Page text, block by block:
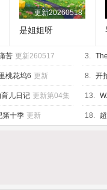
更新20260518
是姐姐呀
苦 更新260517 3.
桃花坞6 更新 8. 开
04集
儿日记 更新第04集 13.
Base
第十季 更新 18.